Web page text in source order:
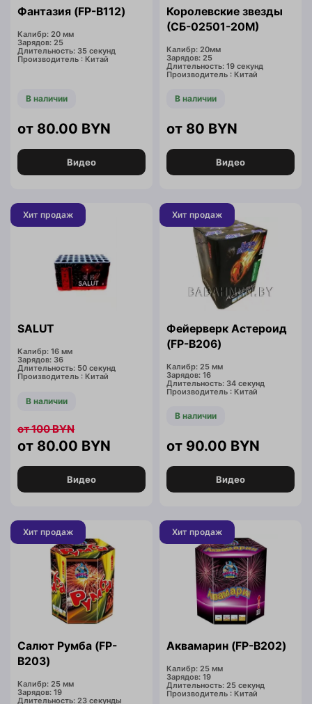
Фантазия (FP-B112)
Калибр: 20 мм
Зарядов: 25
Длительность: 35 секунд
Производитель : Китай
В наличии
80.00 BYN
Видео
Королевские звезды
(СБ-02501-20М)
Калибр: 20мм
Зарядов: 25
Длительность: 19 секунд
Производитель : Китай
В наличии
80 BYN
Видео
Хит продаж
SALUT
Калибр: 16 мм
Зарядов: 36
Длительность: 50 секунд
Производитель : Китай
В наличии
80.00 BYN
100BYN
Видео
Хит продаж
Фейерверк Астероид
(FP-B206)
Калибр: 25 мм
Зарядов: 16
Длительность: 34 секунд
Производитель : Китай
В наличии
90.00 BYN
Видео
Хит продаж
Салют Румба (FP-
B203)
Калибр: 25 мм
Зарядов: 19
Длительность: 23 секунды
Хит продаж
Аквамарин (FP-B202)
Калибр: 25 мм
Зарядов: 19
Длительность: 25 секунд
Производитель : Китай